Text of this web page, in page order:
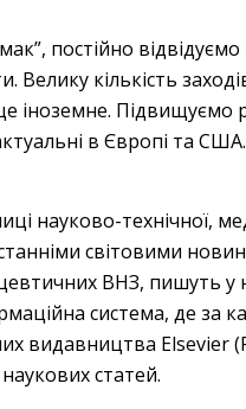
постійно
Велику кількість
Підвищуємо
в Європі та
науково-технічної,
світовими
ВНЗ, пишуть у
система, де за
видавництва Elsevier
статей.